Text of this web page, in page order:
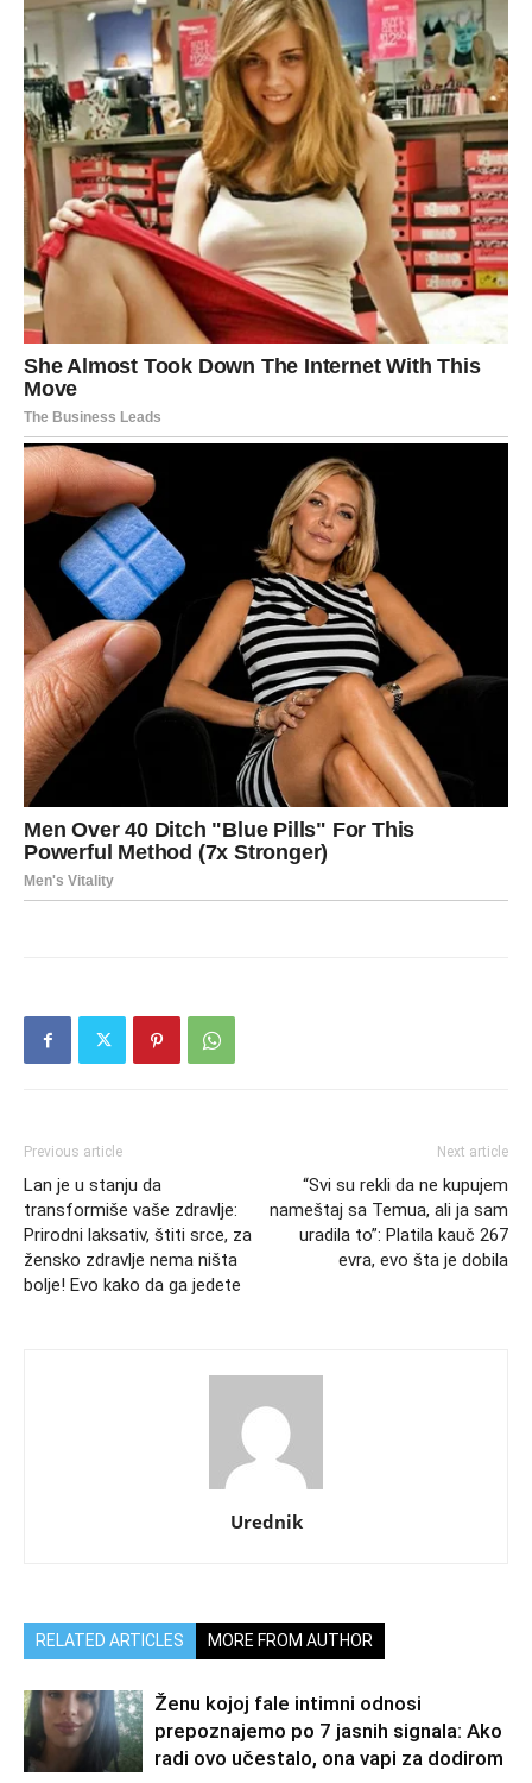
Previous article
Lan je u stanju da
transformiše vaše zdravlje:
Prirodni laksativ, štiti srce, za
žensko zdravlje nema ništa
bolje! Evo kako da ga jedete
Next article
“Svi su rekli da ne kupujem
nameštaj sa Temua, ali ja sam
uradila to”: Platila kauč 267
evra, evo šta je dobila
Urednik
RELATED ARTICLES MORE FROM AUTHOR
Ženu kojoj fale intimni odnosi
prepoznajemo po 7 jasnih signala: Ako
radi ovo učestalo, ona vapi za dodirom